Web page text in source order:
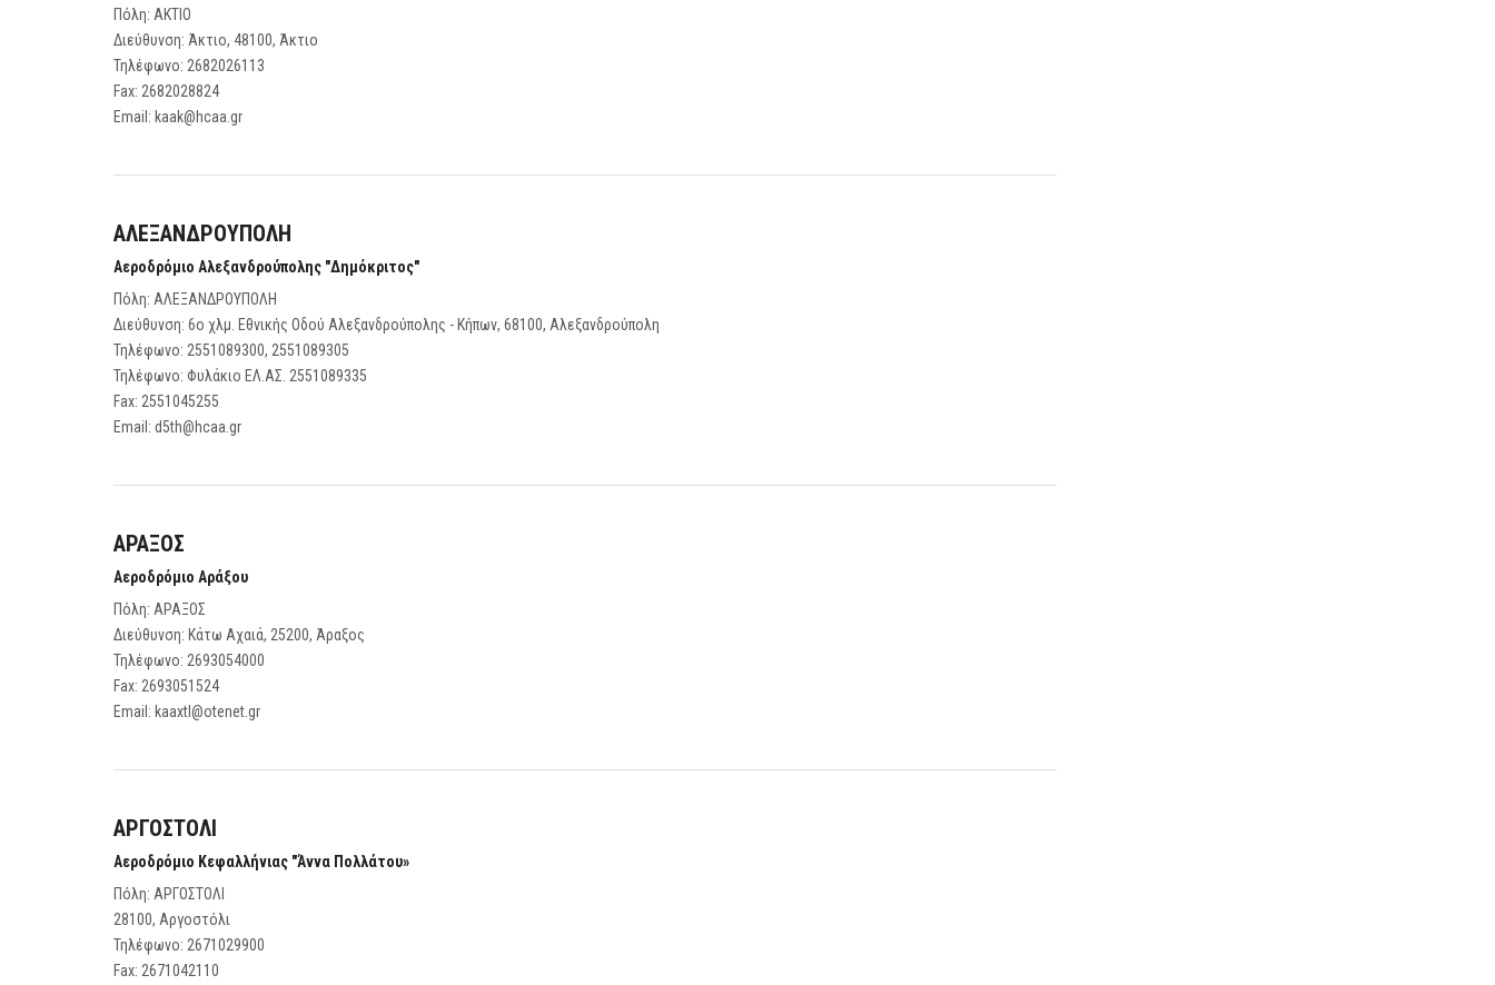
Πόλη: ΑΚΤΙΟ
Διεύθυνση: Άκτιο, 48100, Άκτιο
Τηλέφωνο: 2682026113
Fax: 2682028824
Email: kaak@hcaa.gr
ΑΛΕΞΑΝΔΡΟΥΠΟΛΗ
Αεροδρόμιο Αλεξανδρούπολης "Δημόκριτος"
Πόλη: ΑΛΕΞΑΝΔΡΟΥΠΟΛΗ
Διεύθυνση: 6ο χλμ. Εθνικής Οδού Αλεξανδρούπολης - Κήπων, 68100, Αλεξανδρούπολη
Τηλέφωνο: 2551089300, 2551089305
Τηλέφωνο: Φυλάκιο ΕΛ.ΑΣ. 2551089335
Fax: 2551045255
Email: d5th@hcaa.gr
ΑΡΑΞΟΣ
Αεροδρόμιο Αράξου
Πόλη: ΑΡΑΞΟΣ
Διεύθυνση: Κάτω Αχαιά, 25200, Άραξος
Τηλέφωνο: 2693054000
Fax: 2693051524
Email: kaaxtl@otenet.gr
ΑΡΓΟΣΤΟΛΙ
Αεροδρόμιο Κεφαλλήνιας "Άννα Πολλάτου»
Πόλη: ΑΡΓΟΣΤΟΛΙ
28100, Αργοστόλι
Τηλέφωνο: 2671029900
Fax: 2671042110